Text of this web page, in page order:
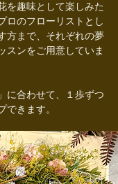
を趣味として楽しみた
ロのフローリストとし
方まで、それぞれの夢
スンをご用意していま
に合わせて、１歩ずつ
できます。